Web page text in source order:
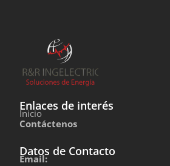
Enlaces de interés
Inicio
Contáctenos
Datos de Contacto
Email: